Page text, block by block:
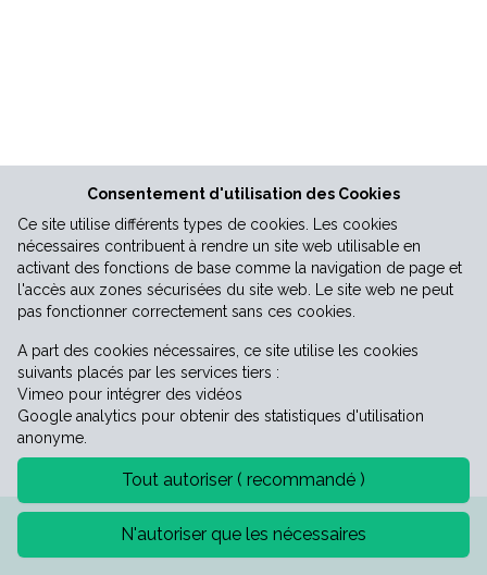
©2026 Mairie de Saint-Laurent-le-minier
Consentement d'utilisation des Cookies
Ce site utilise différents types de cookies. Les cookies
nécessaires contribuent à rendre un site web utilisable en
activant des fonctions de base comme la navigation de page et
l'accès aux zones sécurisées du site web. Le site web ne peut
pas fonctionner correctement sans ces cookies.
A part des cookies nécessaires, ce site utilise les cookies
suivants placés par les services tiers :
Vimeo pour intégrer des vidéos
Google analytics pour obtenir des statistiques d'utilisation
anonyme.
Tout autoriser ( recommandé )
N'autoriser que les nécessaires